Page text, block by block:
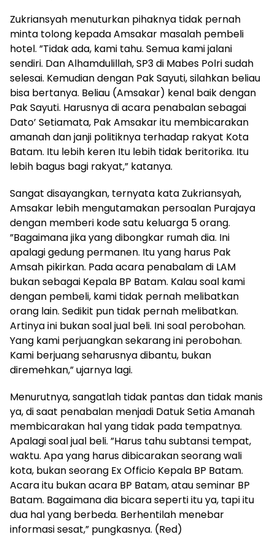
Zukriansyah menuturkan pihaknya tidak pernah
minta tolong kepada Amsakar masalah pembeli
hotel. ”Tidak ada, kami tahu. Semua kami jalani
sendiri. Dan Alhamdulillah, SP3 di Mabes Polri sudah
selesai. Kemudian dengan Pak Sayuti, silahkan beliau
bisa bertanya. Beliau (Amsakar) kenal baik dengan
Pak Sayuti. Harusnya di acara penabalan sebagai
Dato’ Setiamata, Pak Amsakar itu membicarakan
amanah dan janji politiknya terhadap rakyat Kota
Batam. Itu lebih keren Itu lebih tidak beritorika. Itu
lebih bagus bagi rakyat,” katanya.
Sangat disayangkan, ternyata kata Zukriansyah,
Amsakar lebih mengutamakan persoalan Purajaya
dengan memberi kode satu keluarga 5 orang.
”Bagaimana jika yang dibongkar rumah dia. Ini
apalagi gedung permanen. Itu yang harus Pak
Amsah pikirkan. Pada acara penabalam di LAM
bukan sebagai Kepala BP Batam. Kalau soal kami
dengan pembeli, kami tidak pernah melibatkan
orang lain. Sedikit pun tidak pernah melibatkan.
Artinya ini bukan soal jual beli. Ini soal perobohan.
Yang kami perjuangkan sekarang ini perobohan.
Kami berjuang seharusnya dibantu, bukan
diremehkan,” ujarnya lagi.
Menurutnya, sangatlah tidak pantas dan tidak manis
ya, di saat penabalan menjadi Datuk Setia Amanah
membicarakan hal yang tidak pada tempatnya.
Apalagi soal jual beli. ”Harus tahu subtansi tempat,
waktu. Apa yang harus dibicarakan seorang wali
kota, bukan seorang Ex Officio Kepala BP Batam.
Acara itu bukan acara BP Batam, atau seminar BP
Batam. Bagaimana dia bicara seperti itu ya, tapi itu
dua hal yang berbeda. Berhentilah menebar
informasi sesat,” pungkasnya. (Red)